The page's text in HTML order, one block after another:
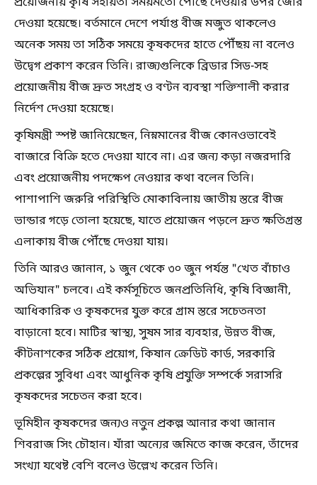
দেওয়া হয়েছে। বর্তমানে দেশে পর্যাপ্ত বীজ মজুত থাকলেও
অনেক সময় তা সঠিক সময়ে কৃষকদের হাতে পৌঁছয় না বলেও
উদ্বেগ প্রকাশ করেন তিনি। রাজ্যগুলিকে ব্রিডার সিড-সহ
প্রয়োজনীয় বীজ দ্রুত সংগ্রহ ও বণ্টন ব্যবস্থা শক্তিশালী করার
নির্দেশ দেওয়া হয়েছে।
কৃষিমন্ত্রী স্পষ্ট জানিয়েছেন, নিম্নমানের বীজ কোনওভাবেই
বাজারে বিক্রি হতে দেওয়া যাবে না। এর জন্য কড়া নজরদারি
এবং প্রয়োজনীয় পদক্ষেপ নেওয়ার কথা বলেন তিনি।
পাশাপাশি জরুরি পরিস্থিতি মোকাবিলায় জাতীয় স্তরে বীজ
ভান্ডার গড়ে তোলা হয়েছে, যাতে প্রয়োজন পড়লে দ্রুত ক্ষতিগ্রস্ত
এলাকায় বীজ পৌঁছে দেওয়া যায়।
তিনি আরও জানান, ১ জুন থেকে ৩০ জুন পর্যন্ত "খেত বাঁচাও
অভিযান" চলবে। এই কর্মসূচিতে জনপ্রতিনিধি, কৃষি বিজ্ঞানী,
আধিকারিক ও কৃষকদের যুক্ত করে গ্রাম স্তরে সচেতনতা
বাড়ানো হবে। মাটির স্বাস্থ্য, সুষম সার ব্যবহার, উন্নত বীজ,
কীটনাশকের সঠিক প্রয়োগ, কিষান ক্রেডিট কার্ড, সরকারি
প্রকল্পের সুবিধা এবং আধুনিক কৃষি প্রযুক্তি সম্পর্কে সরাসরি
কৃষকদের সচেতন করা হবে।
ভূমিহীন কৃষকদের জন্যও নতুন প্রকল্প আনার কথা জানান
শিবরাজ সিং চৌহান। যাঁরা অন্যের জমিতে কাজ করেন, তাঁদের
সংখ্যা যথেষ্ট বেশি বলেও উল্লেখ করেন তিনি।